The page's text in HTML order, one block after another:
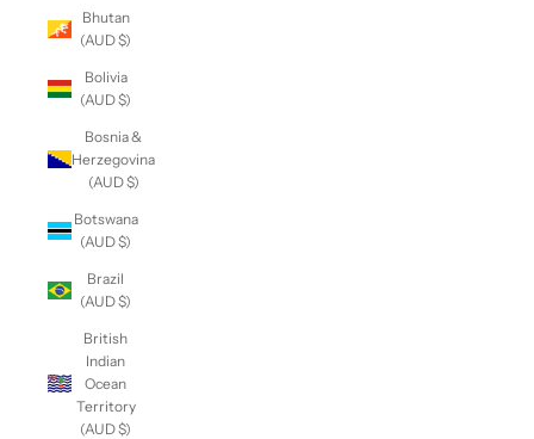
Bhutan
(AUD $)
Bolivia
(AUD $)
Bosnia &
Herzegovina
(AUD $)
Botswana
(AUD $)
Brazil
(AUD $)
British
Indian
Ocean
Territory
(AUD $)